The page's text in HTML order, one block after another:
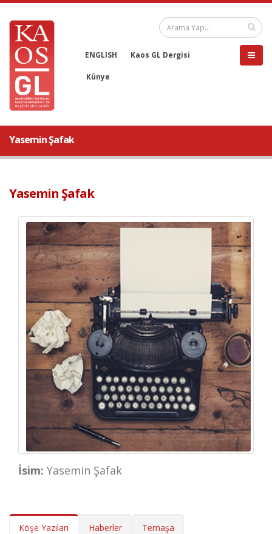
ENGLISH Kaos GL Dergisi
Künye
Yasemin Şafak
Yasemin Şafak
İsim: Yasemin Şafak
Köşe Yazıları Haberler Temaşa